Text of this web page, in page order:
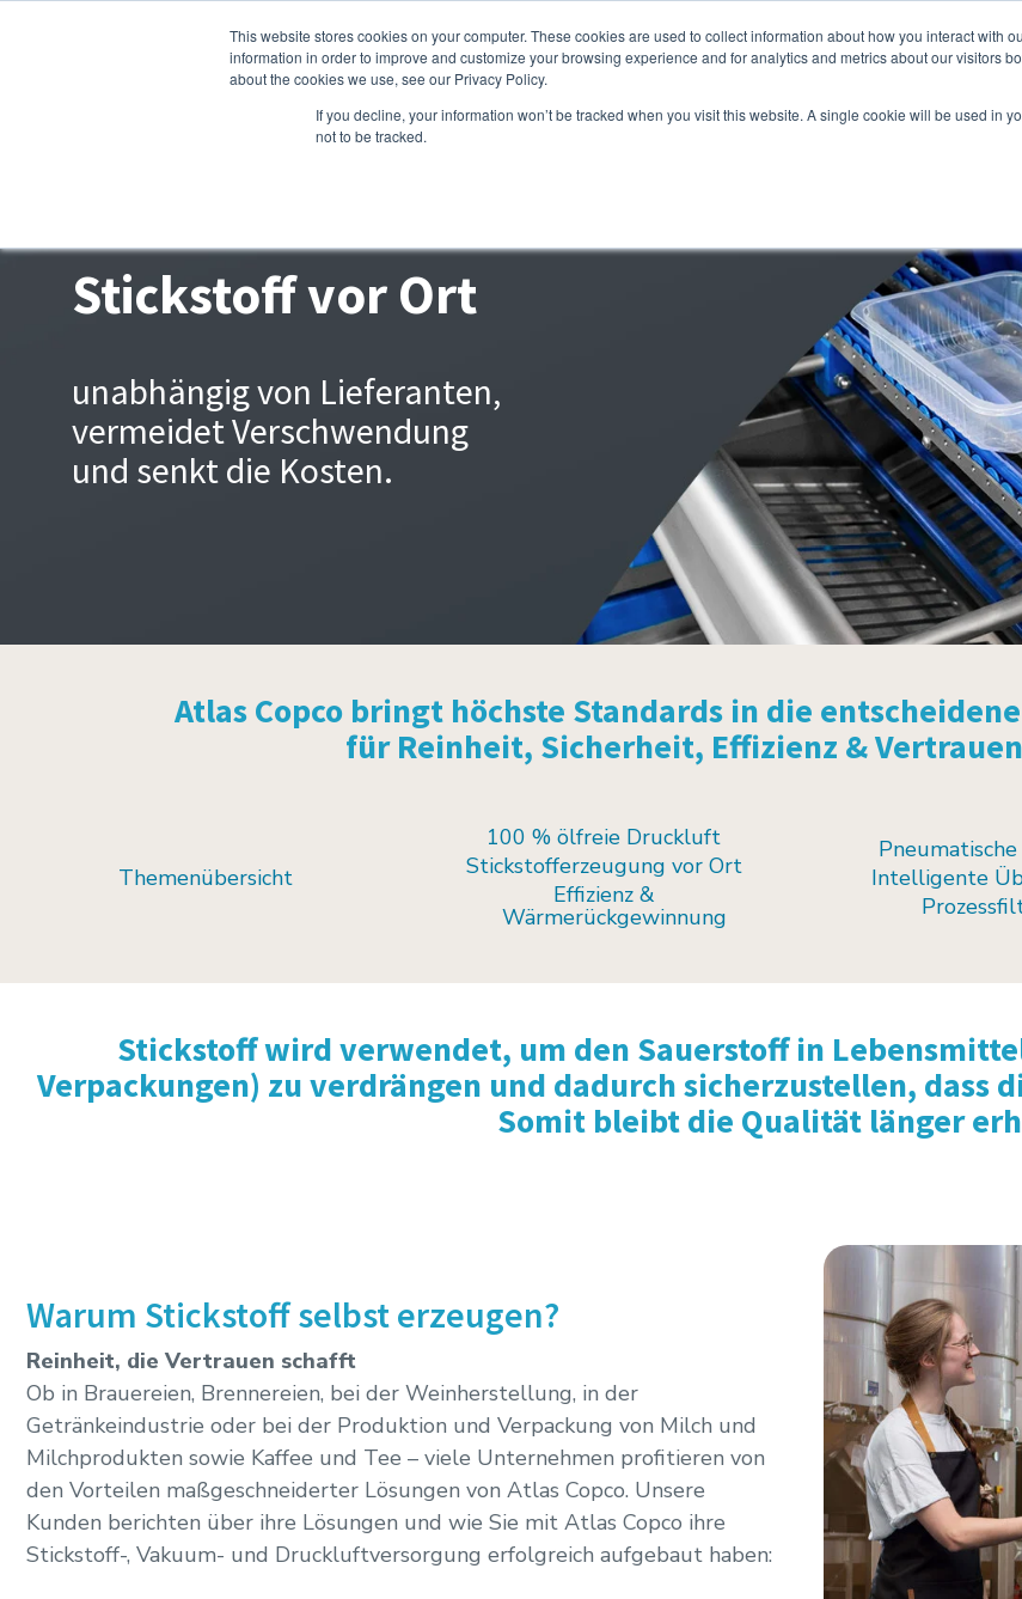
This website stores cookies on your computer. These cookies are used to collect information about how you interact with
information in order to improve and customize your browsing experience and for analytics and metrics about our visitors
about the cookies we use, see our Privacy Policy.
If you decline, your information won’t be tracked when you visit this website. A single cookie will be used in
not to be tracked.
Stickstoff vor Ort
unabhängig von Lieferanten,
vermeidet Verschwendung
und senkt die Kosten.
Atlas Copco bringt höchste Standards in die
für Reinheit, Sicherheit, Effizienz &
Themenübersicht
100 % ölfreie Druckluft
Stickstofferzeugung vor Ort
Effizienz &
Wärmerückgewinnung
Intelligente
Stickstoff wird verwendet, um den Sauerstoff in
Verpackungen) zu verdrängen und dadurch sicherzustellen, dass
Somit bleibt die Qualität länger
Warum Stickstoff selbst erzeugen?
Reinheit, die Vertrauen schafft
Ob in Brauereien, Brennereien, bei der Weinherstellung, in der
Getränkeindustrie oder bei der Produktion und Verpackung von Milch und
Milchprodukten sowie Kaffee und Tee – viele Unternehmen profitieren von
den Vorteilen maßgeschneiderter Lösungen von Atlas Copco. Unsere
Kunden berichten über ihre Lösungen und wie Sie mit Atlas Copco ihre
Stickstoff-, Vakuum- und Druckluftversorgung erfolgreich aufgebaut haben: